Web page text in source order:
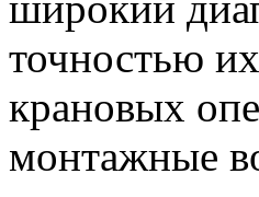
точностью
крановых
монтажные